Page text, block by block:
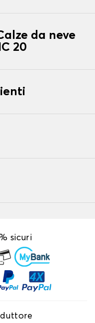
da neve
20
sicuri